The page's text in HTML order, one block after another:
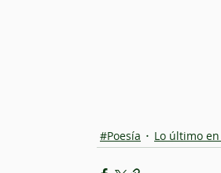
#Poesía Lo último